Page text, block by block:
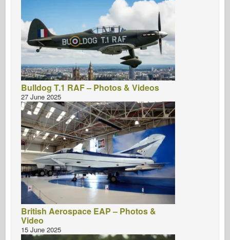
Bulldog T.1 RAF – Photos & Videos
27 June 2025
British Aerospace EAP – Photos &
Video
15 June 2025